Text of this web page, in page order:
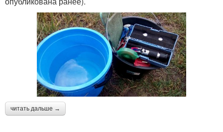
читать дальше →